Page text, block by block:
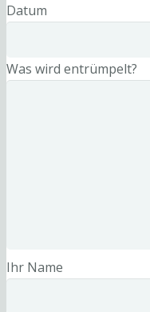
Datum
Was wird entrümpelt?
Ihr Name